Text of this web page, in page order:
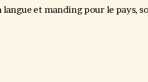
et manding pour le pays,